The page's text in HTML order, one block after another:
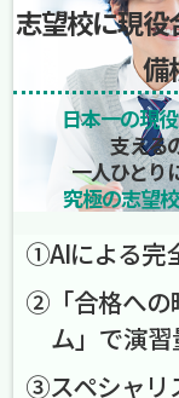
志望校に現
備
日本一の現
支える
一人ひとり
究極の志望
➀AIによる完
➁「合格への
ム」で演
➂スペシャリ